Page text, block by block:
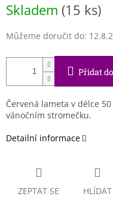
cena:
Skladem (15 ks)
Můžeme doručit do:
Přidat
Červená lameta v délce
vánočním stromečku.
Detailní informace
ZEPTAT SE HLÍDAT